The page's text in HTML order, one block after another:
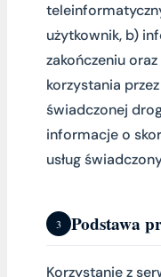
użytkownik, b)
zakończeniu
korzystania
świadczonej
informacje o
usług
3 Podstawa
Korzystanie z